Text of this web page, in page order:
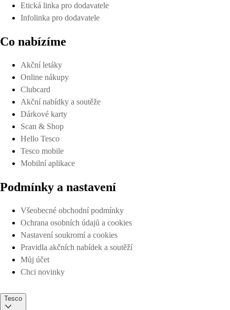
Etická linka pro dodavatele
Infolinka pro dodavatele
Co nabízíme
Akční letáky
Online nákupy
Clubcard
Akční nabídky a soutěže
Dárkové karty
Scan & Shop
Hello Tesco
Tesco mobile
Mobilní aplikace
Podmínky a nastavení
Všeobecné obchodní podmínky
Ochrana osobních údajů a cookies
Nastavení soukromí a cookies
Pravidla akčních nabídek a soutěží
Můj účet
Chci novinky
Tesco